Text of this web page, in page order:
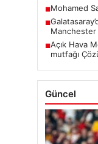
■Mohamed
■
Manchester
■Açık Hava
mutfağı
Güncel